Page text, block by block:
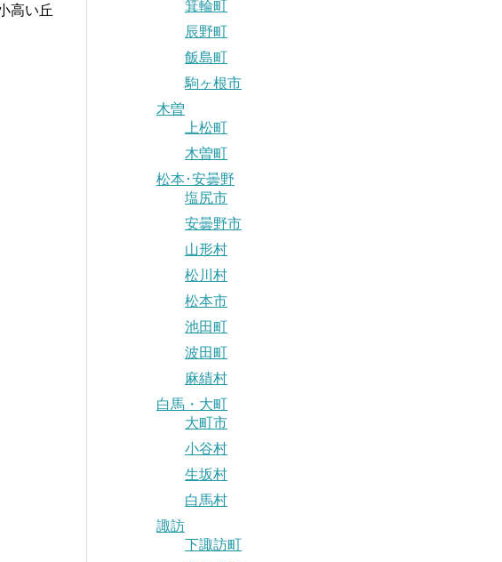
高い丘
箕輪町
辰野町
飯島町
駒ヶ根市
木曽
上松町
木曽町
松本･安曇野
塩尻市
安曇野市
山形村
松川村
松本市
池田町
波田町
麻績村
白馬・大町
大町市
小谷村
生坂村
白馬村
諏訪
下諏訪町